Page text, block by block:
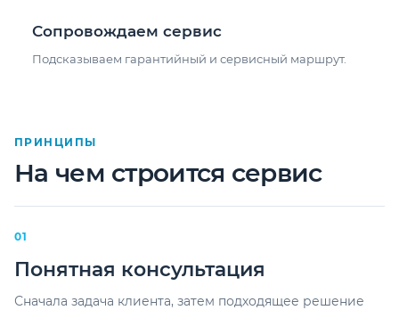
Сопровождаем сервис
Подсказываем гарантийный и сервисный маршрут.
ПРИНЦИПЫ
На чем строится сервис
01
Понятная консультация
Сначала задача клиента, затем подходящее решение